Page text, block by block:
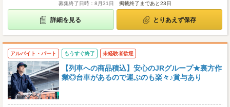
募集終了日時：8月31日 掲載終了まであと23日
詳細を見る とりあえず保存
アルバイト・パート もうすぐ終了 未経験者歓迎
【列車への商品積込】安心のJRグループ★裏方作
業◎台車があるので運ぶのも楽々♪賞与あり